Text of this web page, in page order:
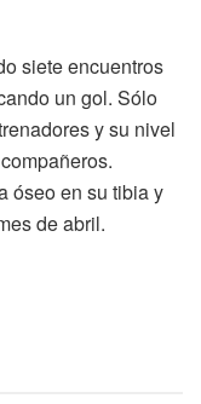
siete encuentros
un gol. Sólo
y su nivel
óseo en su tibia y
de abril.